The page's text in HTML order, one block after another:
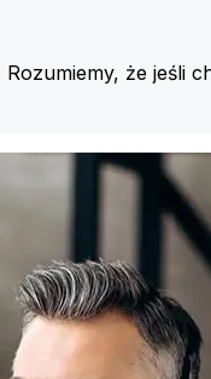
Rozumiemy, że jeśli